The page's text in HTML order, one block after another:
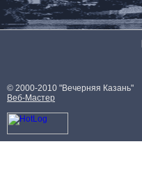
© 2000-2010 "Вечерняя Казань"
Веб-Мастер